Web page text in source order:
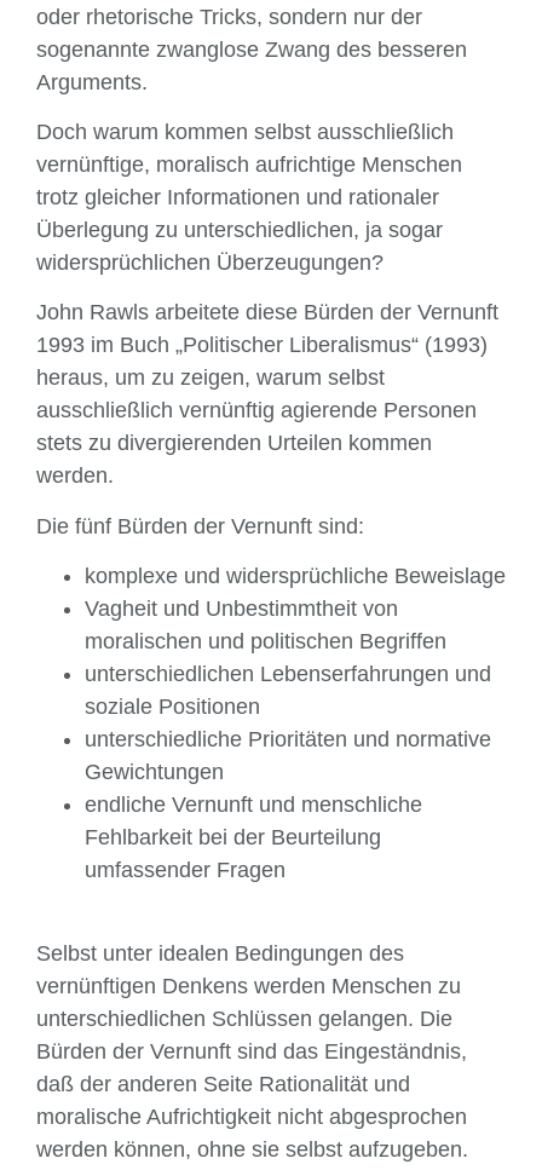
oder rhetori­sche Tricks, sondern nur der
sogenannte zwanglose Zwang des besseren
Argu­ments.
Doch warum kommen selbst ausschließlich
vernünftige, moralisch aufrichtige Men­schen
trotz gleicher Informationen und rationaler
Überlegung zu unterschiedlichen, ja sogar
widersprüchlichen Überzeugungen?
John Rawls arbeitete diese Bürden der Vernunft
1993 im Buch „Politischer Liberalis­mus“ (1993)
heraus, um zu zeigen, warum selbst
ausschließlich vernünftig agierende Personen
stets zu divergierenden Urteilen kommen
werden.
Die fünf Bürden der Vernunft sind:
komplexe und widersprüchliche Beweislage
Vagheit und Unbestimmtheit von
moralischen und politischen Begriffen
unterschiedlichen Lebenserfahrungen und
soziale Positionen
unterschiedliche Prioritäten und normative
Gewichtungen
endliche Vernunft und menschliche
Fehlbarkeit bei der Beurteilung
umfassender Fragen
Selbst unter idealen Bedingungen des
vernünftigen Denkens werden Menschen zu
unter­schiedlichen Schlüssen gelangen. Die
Bürden der Vernunft sind das Einge­ständ­nis,
daß der anderen Seite Rationalität und
moralische Aufrichtigkeit nicht abge­sprochen
werden können, ohne sie selbst aufzugeben.